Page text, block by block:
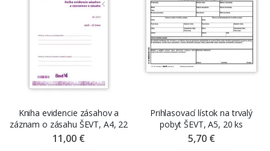
Kniha evidencie zásahov a
záznam o zásahu ŠEVT, A4, 22
listov
11,00 €
Prihlasovací lístok na trvalý
pobyt ŠEVT, A5, 20 ks
5,70 €